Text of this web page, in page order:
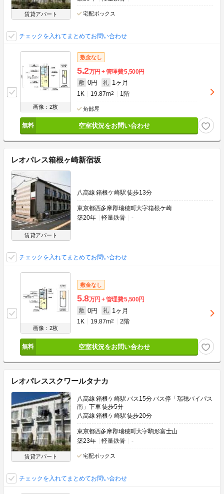
賃貸アパート 宅配ボックス
チェックを入れてまとめてお問い合わせ
画像：2枚
敷金なし
5.2万円 管理費5,500円
敷 0円 礼 1ヶ月
1K 19.87m2 1階
角部屋
空室状況をお問い合わせ
レオパレス箱根ヶ崎新宿坂
賃貸アパート
八高線 箱根ケ崎駅 徒歩13分
東京都西多摩郡瑞穂町大字箱根ケ崎
築20年
軽量鉄骨 -
チェックを入れてまとめてお問い合わせ
画像：2枚
敷金なし
5.8万円 管理費5,500円
敷 0円 礼 1ヶ月
1K 19.87m2 2階
空室状況をお問い合わせ
レオパレススクワールタナカ
賃貸アパート
八高線 箱根ケ崎駅 バス15分 バス停「瑞穂バイパス
南」下車 徒歩5分
八高線 箱根ケ崎駅 徒歩20分
東京都西多摩郡瑞穂町大字駒形富士山
築23年
軽量鉄骨 -
宅配ボックス
チェックを入れてまとめてお問い合わせ